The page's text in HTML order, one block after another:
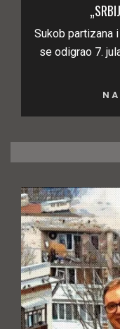
Sukob partizana
se odigrao 7.